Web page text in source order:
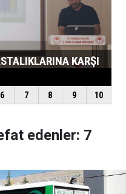
edenler: 7